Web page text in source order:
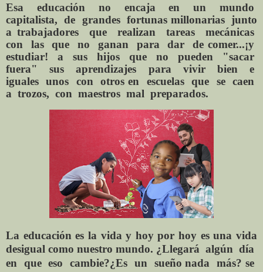
Esa
educación no encaja en un
mundo
capitalista, de grandes fortunas millonarias junto
a trabajadores
que realizan tareas
mecánicas
con
las que no ganan para dar
de comer...¡y
estudiar!
a sus hijos que no pueden
"sacar
fuera"
sus aprendizajes para vivir bien
e
iguales unos con otros en escuelas que se caen
a trozos, con maestros mal preparados.
La educación es la vida y hoy por hoy es una vida
desigual como nuestro mundo. ¿Llegará algún día
en que eso cambie?¿Es un sueño nada
más? se